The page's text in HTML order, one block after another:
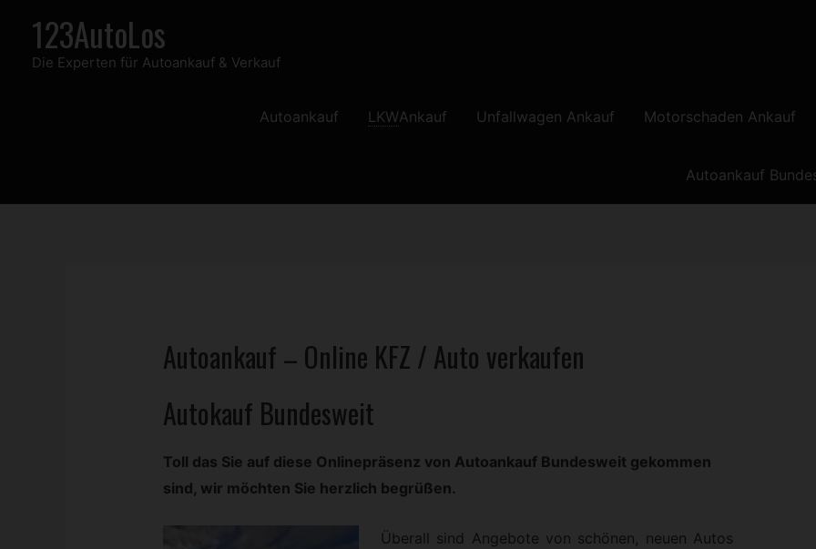
springen
123AutoLos
Die Experten für Autoankauf & Verkauf
Autoankauf LKWAnkauf Unfallwagen Ankauf Motorschaden Ankauf
Autoankauf
Autoankauf – Online KFZ / Auto verkaufen
Autokauf Bundesweit
Toll das Sie auf diese Onlinepräsenz von Autoankauf Bundesweit gekommen
sind, wir möchten Sie herzlich begrüßen.
Überall sind Angebote von schönen, neuen Autos